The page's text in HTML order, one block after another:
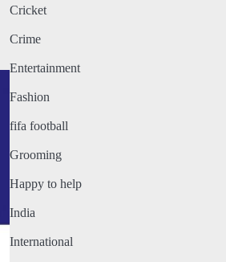
Cricket
Crime
Entertainment
Fashion
fifa football
Grooming
Happy to help
India
International